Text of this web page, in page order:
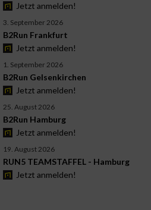
Jetzt anmelden!
3. September 2026
B2Run Frankfurt
Jetzt anmelden!
1. September 2026
B2Run Gelsenkirchen
Jetzt anmelden!
25. August 2026
B2Run Hamburg
Jetzt anmelden!
19. August 2026
RUN5 TEAMSTAFFEL - Hamburg
Jetzt anmelden!